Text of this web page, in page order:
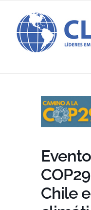
contenido
Chile